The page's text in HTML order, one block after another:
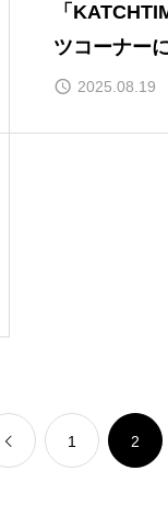
「
ツコーナー
空手が放映
2025.08.19
1 2